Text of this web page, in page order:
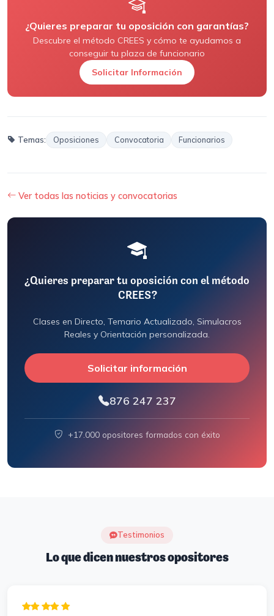
¿Quieres preparar tu oposición con garantías?
Descubre el método CREES y cómo te ayudamos a
conseguir tu plaza de funcionario
Solicitar Información
Temas: Oposiciones Convocatoria Funcionarios
Ver todas las noticias y convocatorias
¿Quieres preparar tu oposición con el método
CREES?
Clases en Directo, Temario Actualizado, Simulacros
Reales y Orientación personalizada.
Solicitar información
876 247 237
+17.000 opositores formados con éxito
Testimonios
Lo que dicen nuestros opositores